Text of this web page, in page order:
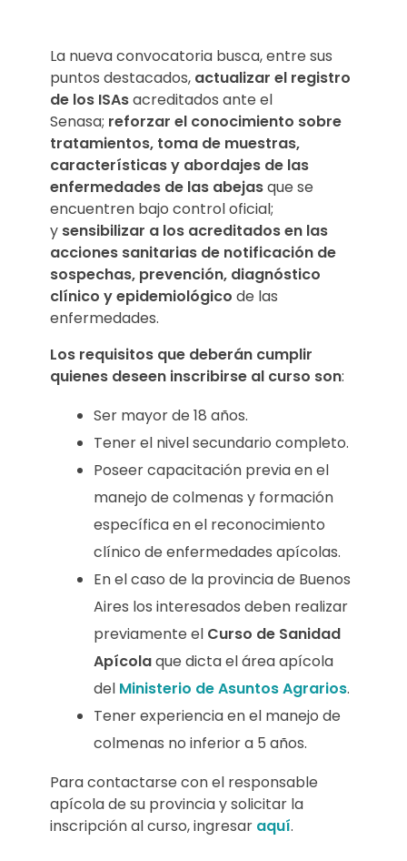
La nueva convocatoria busca, entre sus
puntos destacados, actualizar el registro
de los ISAsacreditados ante el
Senasa; reforzar el conocimiento sobre
tratamientos, toma de muestras,
características y abordajes de las
enfermedades de las abejasque se
encuentren bajo control oficial;
y sensibilizar a los acreditados en las
acciones sanitarias de notificación de
sospechas, prevención, diagnóstico
clínico y epidemiológico de las
enfermedades.
Los requisitos que deberán cumplir
quienes deseen inscribirse al curso son:
Ser mayor de 18 años.
Tener el nivel secundario completo.
Poseer capacitación previa en el
manejo de colmenas y formación
específica en el reconocimiento
clínico de enfermedades apícolas.
En el caso de la provincia de Buenos
Aires los interesados deben realizar
previamente el Curso de Sanidad
Apícolaque dicta el área apícola
del Ministerio de Asuntos Agrarios.
Tener experiencia en el manejo de
colmenas no inferior a 5 años.
Para contactarse con el responsable
apícola de su provincia y solicitar la
inscripción al curso, ingresar aquí.